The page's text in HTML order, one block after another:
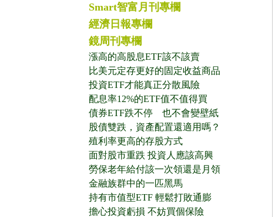
Smart智富月刊專欄
經濟日報專欄
鏡周刊專欄
漲高的高股息ETF該不該賣
比美元定存更好的固定收益商品
投資ETF才能真正分散風險
配息率12%的ETF值不值得買
債券ETF跌不停 也不會變壁紙
股債雙跌，資產配置還適用嗎？
殖利率更高的存股方式
面對股市重跌 投資人應該高興
勞保老年給付該一次領還是月領
金融族群中的一匹黑馬
持有市值型ETF 輕鬆打敗通膨
擔心投資虧損 不妨買個保險